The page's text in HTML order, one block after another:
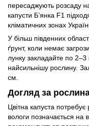
пересаджують розсаду
капусти Б’янка F1
кліматичних зонах
У більш південних
ґрунт, коли немає
лунку закладайте по
найсильнішу рослину.
см.
Догляд за
Цвітна капуста
вологи позначається на